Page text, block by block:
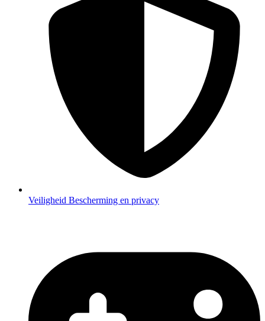
Veiligheid Bescherming en privacy